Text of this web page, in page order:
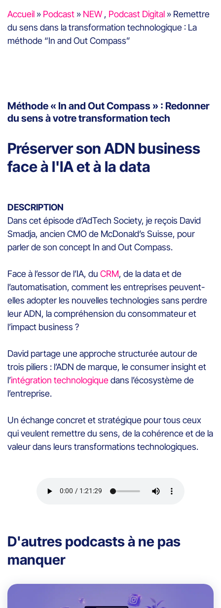
Accueil » Podcast » NEW, Podcast Digital » Remettre
du sens dans la transformation technologique : La
méthode “In and Out Compass”
Méthode « In and Out Compass » : Redonner
du sens à votre transformation tech
Préserver son ADN business
face à l'IA et à la data
DESCRIPTION
Dans cet épisode d’AdTech Society, je reçois David
Smadja, ancien CMO de McDonald’s Suisse, pour
parler de son concept In and Out Compass.
Face à l’essor de l’IA, du CRM, de la data et de
l’automatisation, comment les entreprises peuvent-
elles adopter les nouvelles technologies sans perdre
leur ADN, la compréhension du consommateur et
l’impact business ?
David partage une approche structurée autour de
trois piliers : l’ADN de marque, le consumer insight et
l’intégration technologiquedans l’écosystème de
l’entreprise.
Un échange concret et stratégique pour tous ceux
qui veulent remettre du sens, de la cohérence et de la
valeur dans leurs transformations technologiques.
D'autres podcasts à ne pas
manquer